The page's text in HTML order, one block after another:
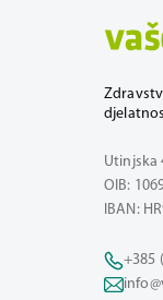
Utinjska
OIB:
IBAN:
+385